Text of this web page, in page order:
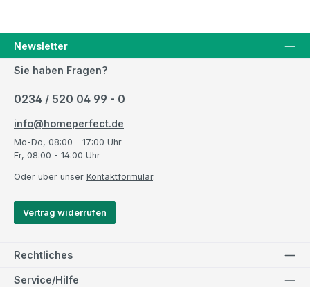
Newsletter
Sie haben Fragen?
0234 / 520 04 99 - 0
info@homeperfect.de
Mo-Do, 08:00 - 17:00 Uhr
Fr, 08:00 - 14:00 Uhr
Oder über unser Kontaktformular.
Vertrag widerrufen
Rechtliches
Service/Hilfe